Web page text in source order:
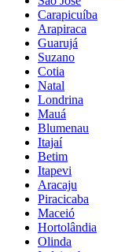
Carapicuíba
Arapiraca
Guarujá
Suzano
Cotia
Natal
Londrina
Mauá
Blumenau
Itajaí
Betim
Itapevi
Aracaju
Piracicaba
Maceió
Hortolândia
Olinda